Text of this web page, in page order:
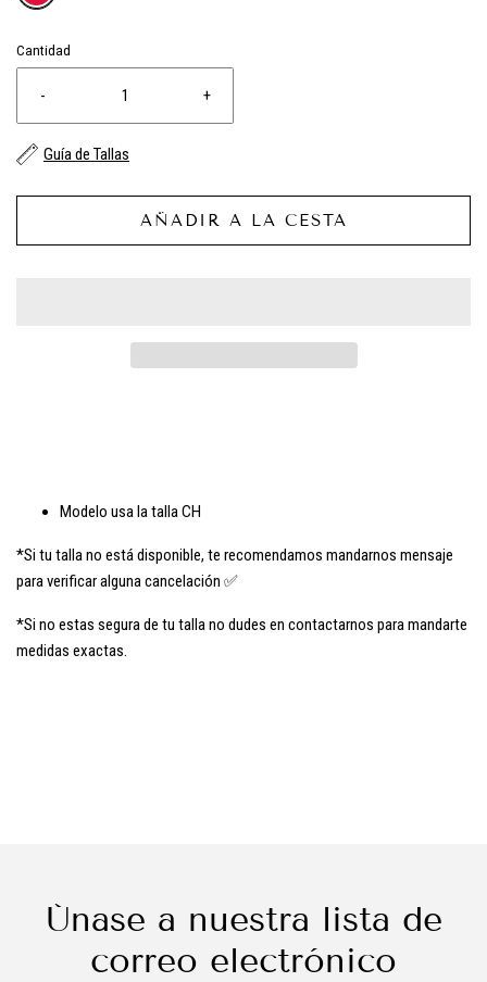
Cantidad
- +
Guía de Tallas
AÑADIR A LA CESTA
Modelo usa la talla CH
*Si tu talla no está disponible, te recomendamos mandarnos mensaje
para verificar alguna cancelación ✅
*Si no estas segura de tu talla no dudes en contactarnos para mandarte
medidas exactas.
Únase a nuestra lista de
correo electrónico